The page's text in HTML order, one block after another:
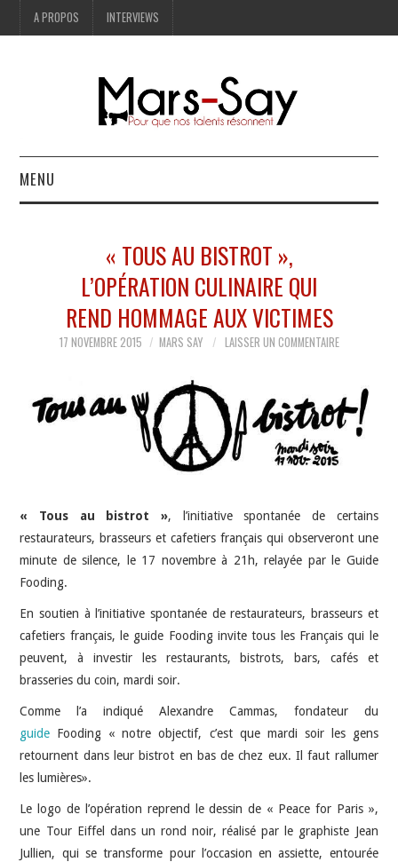
A PROPOS INTERVIEWS
MENU
LIFESTYLE
HIGH-TECH
« TOUS AU BISTROT »,
L’OPÉRATION CULINAIRE QUI
REND HOMMAGE AUX VICTIMES
17 NOVEMBRE 2015 MARS SAY LAISSER UN COMMENTAIRE
« Tous au bistrot », l’initiative spontanée de certains
restaurateurs, brasseurs et cafetiers français qui observeront une
minute de silence, le 17 novembre à 21h, relayée par le Guide
Fooding.
En soutien à l’initiative spontanée de restaurateurs, brasseurs et
cafetiers français, le guide Fooding invite tous les Français qui le
peuvent, à investir les restaurants, bistrots, bars, cafés et
brasseries du coin, mardi soir.
Comme l’a indiqué Alexandre Cammas, fondateur du
guide Fooding « notre objectif, c’est que mardi soir les gens
retournent dans leur bistrot en bas de chez eux. Il faut rallumer
les lumières».
Le logo de l’opération reprend le dessin de « Peace for Paris »,
une Tour Eiffel dans un rond noir, réalisé par le graphiste Jean
Jullien, qui se transforme pour l’occasion en assiette, entourée